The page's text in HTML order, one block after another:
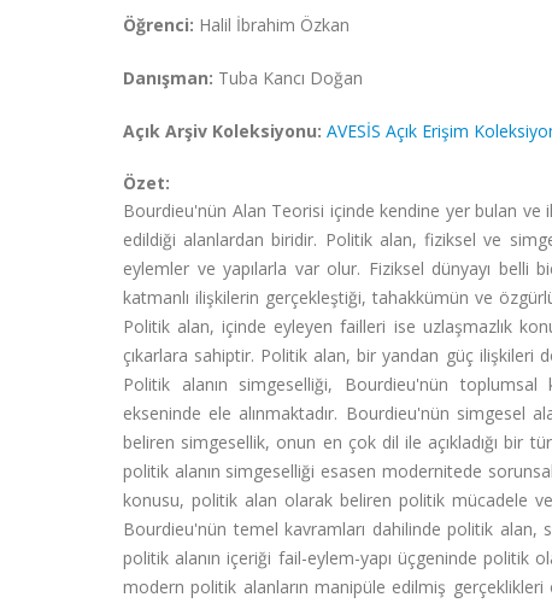
Öğrenci: Halil İbrahim Özkan
Danışman: Tuba Kancı Doğan
Açık Arşiv Koleksiyonu: AVESİS Açık Erişim
Özet:
Bourdieu'nün Alan Teorisi içinde kendine yer bulan
edildiği alanlardan biridir. Politik alan, fiziksel ve
eylemler ve yapılarla var olur. Fiziksel dünyayı belli
katmanlı ilişkilerin gerçekleştiği, tahakkümün ve
Politik alan, içinde eyleyen failleri ise uzlaşmazlık
çıkarlara sahiptir. Politik alan, bir yandan güç ilişkileri
Politik alanın simgeselliği, Bourdieu'nün
ekseninde ele alınmaktadır. Bourdieu'nün simgesel
beliren simgesellik, onun en çok dil ile açıkladığı bir
politik alanın simgeselliği esasen modernitede
konusu, politik alan olarak beliren politik mücadele
Bourdieu'nün temel kavramları dahilinde politik
politik alanın içeriği fail-eylem-yapı üçgeninde politik
modern politik alanların manipüle edilmiş